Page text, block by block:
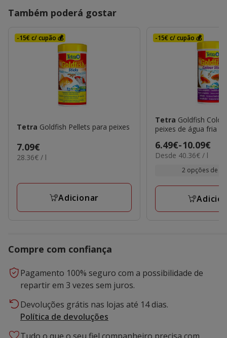
Também poderá gostar
-15€ c/ cupão 💰
Tetra Goldfish Pellets para peixes
Preço
7.09€
7.09€
28.36€
28.36€ / l
Adicionar
-15€ c/ cupão 💰
Tetra Goldfish
peixes de água fria
Preço
de
6.49€-10.09€
40.36€
Desde 40.36€ / l
2 opções de
Compre com confiança
Pagamento 100% seguro com a possibilidade de
repartir em 3 vezes sem juros.
Devoluções grátis nas lojas até 14 dias.
Política de devoluções